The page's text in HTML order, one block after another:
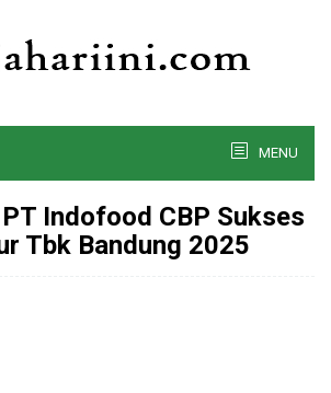
MENU
Indofood CBP Sukses
Tbk Bandung 2025